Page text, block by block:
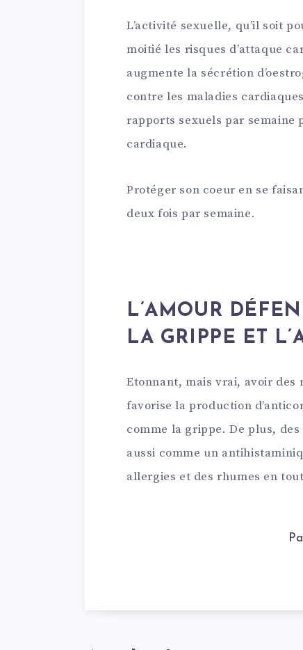
L’activité sexuelle, qu’il soit
moitié les risques d’attaque
augmente la sécrétion
contre les maladies
rapports sexuels par semaine
cardiaque.
Protéger son coeur en se
deux fois par semaine.
L’AMOUR
LA GRIPPE ET
Etonnant, mais vrai, avoir des
favorise la production
comme la grippe. De plus,
aussi comme un
allergies et des rhumes en